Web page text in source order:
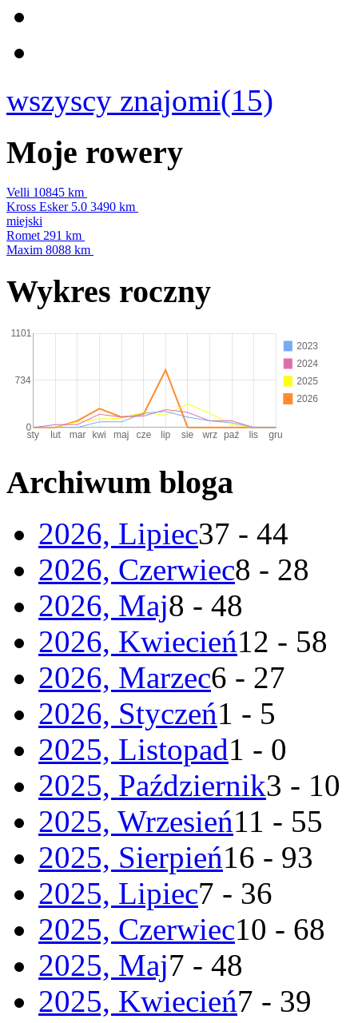
wszyscy znajomi(15)
Moje rowery
Velli 10845 km
Kross Esker 5.0 3490 km
miejski
Romet 291 km
Maxim 8088 km
Wykres roczny
Archiwum bloga
2026, Lipiec37 - 44
2026, Czerwiec8 - 28
2026, Maj8 - 48
2026, Kwiecień12 - 58
2026, Marzec6 - 27
2026, Styczeń1 - 5
2025, Listopad1 - 0
2025, Październik3 - 10
2025, Wrzesień11 - 55
2025, Sierpień16 - 93
2025, Lipiec7 - 36
2025, Czerwiec10 - 68
2025, Maj7 - 48
2025, Kwiecień7 - 39